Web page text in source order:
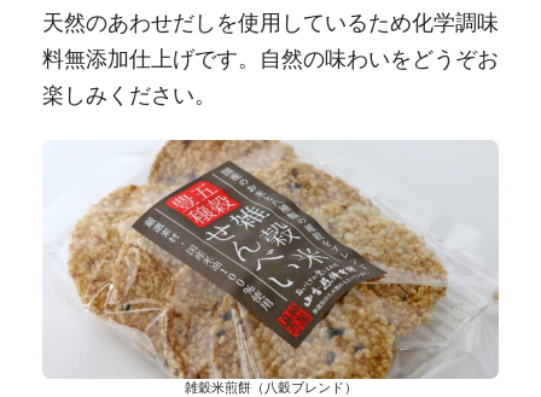
天然のあわせだしを使用しているため化学調味
料無添加仕上げです。自然の味わいをどうぞお
楽しみください。
雑穀米煎餅（八穀ブレンド）